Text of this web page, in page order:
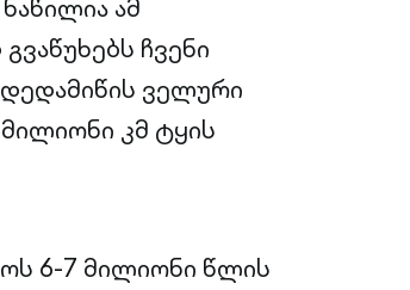
ამ
ჩვენი
ველური
კმ ტყის
6-7 მილიონი წლის